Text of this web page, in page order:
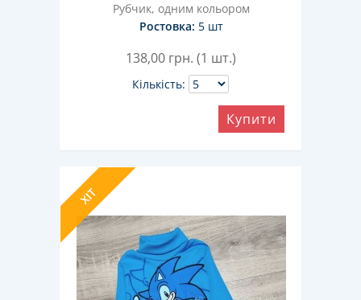
Рубчик, одним кольором
Ростовка: 5 шт
138,00 грн. (1 шт.)
Кількість:
Купити
ХІТ